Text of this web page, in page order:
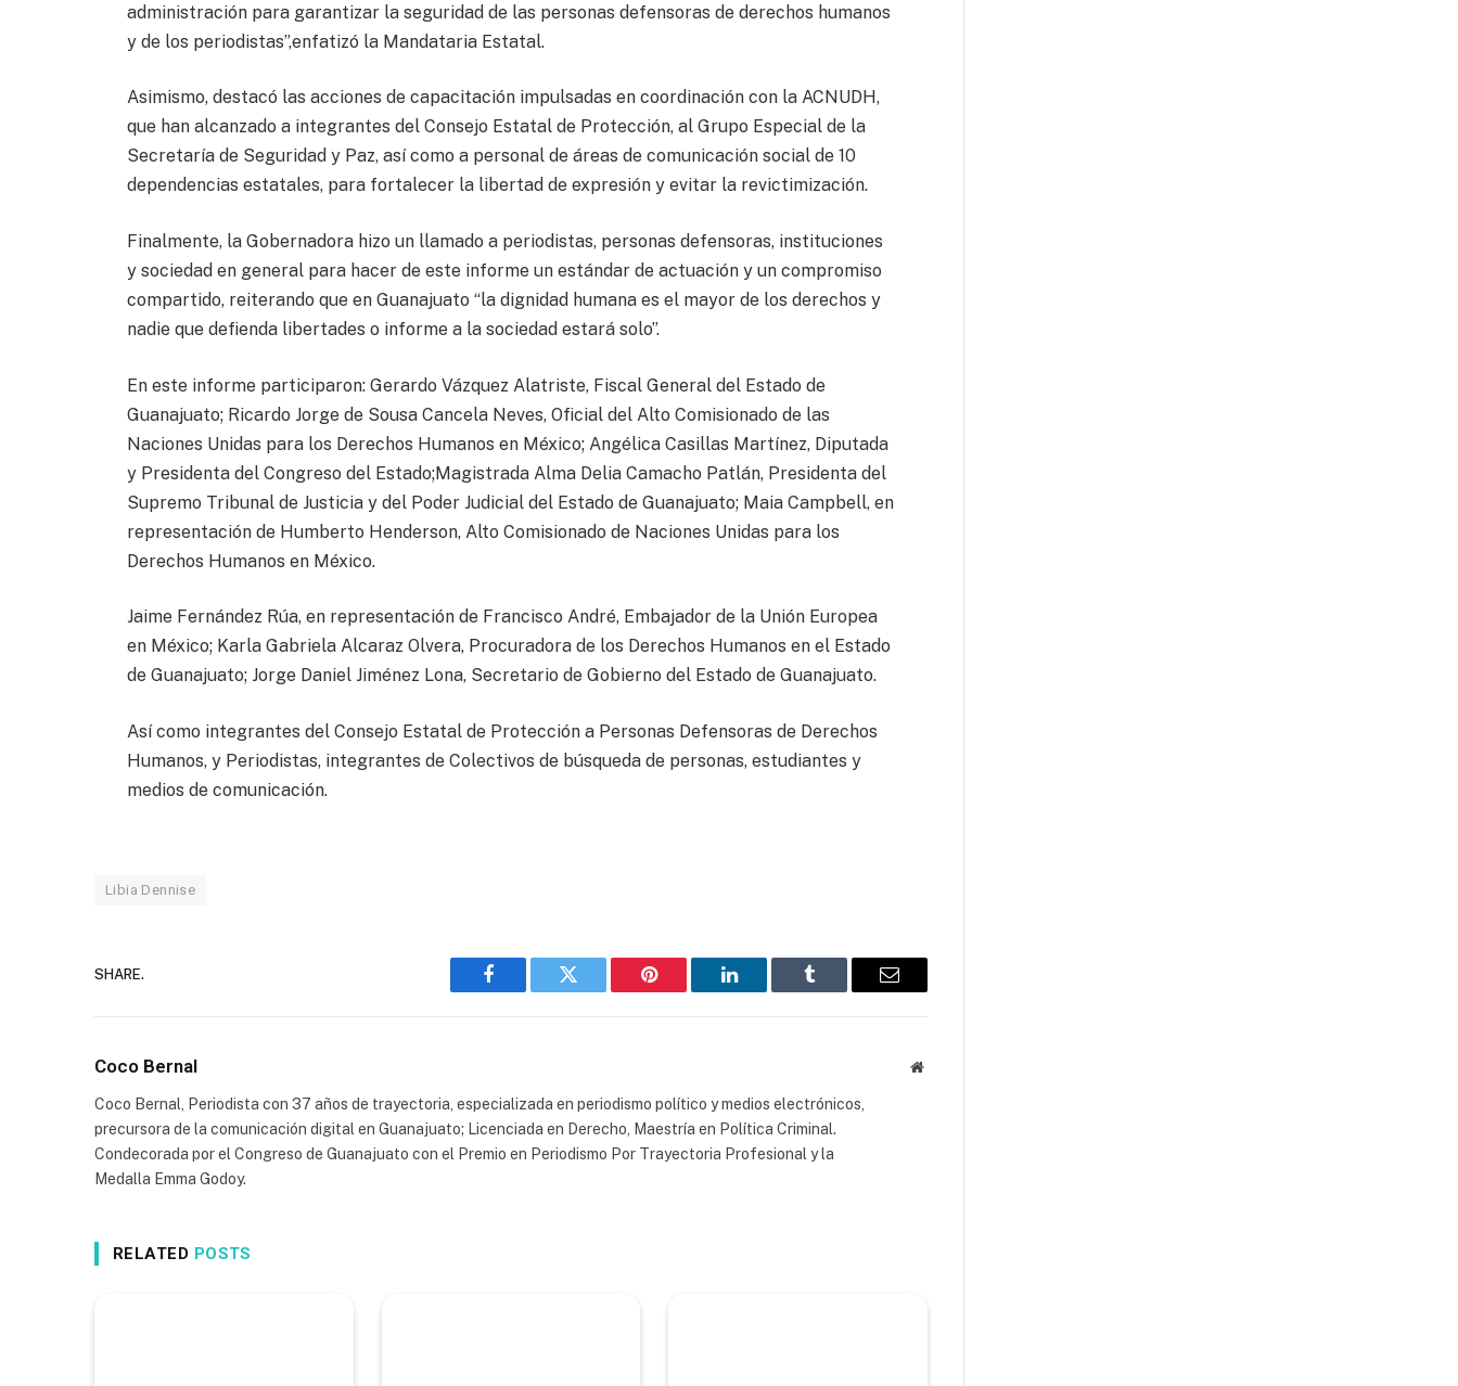
administración para garantizar la seguridad de las personas defensoras de derechos humanos
y de los periodistas”,enfatizó la Mandataria Estatal.
Asimismo, destacó las acciones de capacitación impulsadas en coordinación con la ACNUDH,
que han alcanzado a integrantes del Consejo Estatal de Protección, al Grupo Especial de la
Secretaría de Seguridad y Paz, así como a personal de áreas de comunicación social de 10
dependencias estatales, para fortalecer la libertad de expresión y evitar la revictimización.
Finalmente, la Gobernadora hizo un llamado a periodistas, personas defensoras, instituciones
y sociedad en general para hacer de este informe un estándar de actuación y un compromiso
compartido, reiterando que en Guanajuato “la dignidad humana es el mayor de los derechos y
nadie que defienda libertades o informe a la sociedad estará solo”.
En este informe participaron: Gerardo Vázquez Alatriste, Fiscal General del Estado de
Guanajuato; Ricardo Jorge de Sousa Cancela Neves, Oficial del Alto Comisionado de las
Naciones Unidas para los Derechos Humanos en México; Angélica Casillas Martínez, Diputada
y Presidenta del Congreso del Estado;Magistrada Alma Delia Camacho Patlán, Presidenta del
Supremo Tribunal de Justicia y del Poder Judicial del Estado de Guanajuato; Maia Campbell, en
representación de Humberto Henderson, Alto Comisionado de Naciones Unidas para los
Derechos Humanos en México.
Jaime Fernández Rúa, en representación de Francisco André, Embajador de la Unión Europea
en México; Karla Gabriela Alcaraz Olvera, Procuradora de los Derechos Humanos en el Estado
de Guanajuato; Jorge Daniel Jiménez Lona, Secretario de Gobierno del Estado de Guanajuato.
Así como integrantes del Consejo Estatal de Protección a Personas Defensoras de Derechos
Humanos, y Periodistas, integrantes de Colectivos de búsqueda de personas, estudiantes y
medios de comunicación.
Libia Dennise
SHARE.
Facebook Twitter Pinterest LinkedIn Tumblr Email
Coco Bernal Website
Coco Bernal, Periodista con 37 años de trayectoria, especializada en periodismo político y medios electrónicos,
precursora de la comunicación digital en Guanajuato; Licenciada en Derecho, Maestría en Política Criminal.
Condecorada por el Congreso de Guanajuato con el Premio en Periodismo Por Trayectoria Profesional y la
Medalla Emma Godoy.
RELATED POSTS